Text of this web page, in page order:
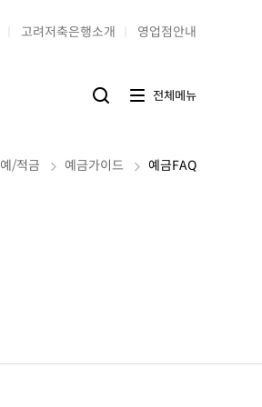
고려저축은행소개 영업점안내
검
전
버
튼
전체메뉴
예/적금 예금가이드 예금FAQ